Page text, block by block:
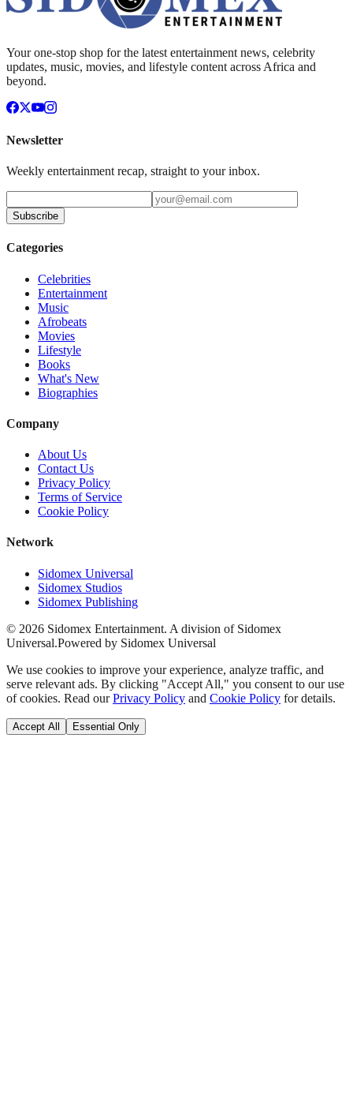
Your one-stop shop for the latest entertainment news, celebrity
updates, music, movies, and lifestyle content across Africa and
beyond.
Newsletter
Weekly entertainment recap, straight to your inbox.
Subscribe
Categories
Celebrities
Entertainment
Music
Afrobeats
Movies
Lifestyle
Books
What's New
Biographies
Company
About Us
Contact Us
Privacy Policy
Terms of Service
Cookie Policy
Network
Sidomex Universal
Sidomex Studios
Sidomex Publishing
© 2026 Sidomex Entertainment. A division of Sidomex
Universal.Powered by Sidomex Universal
We use cookies to improve your experience, analyze traffic, and
serve relevant ads. By clicking "Accept All," you consent to our use
of cookies. Read our Privacy Policy and Cookie Policy for details.
Accept All Essential Only